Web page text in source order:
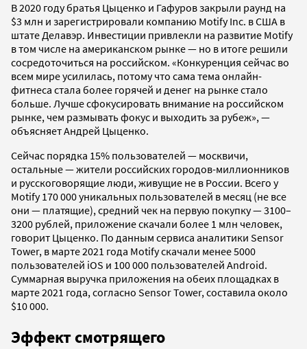
В 2020 году братья Цыценко и Гафуров закрыли раунд на
$3 млн и зарегистрировали компанию Motify Inc. в США в
штате Делавэр. Инвестиции привлекли на развитие Motify
в том числе на американском рынке — но в итоге решили
сосредоточиться на российском. «Конкуренция сейчас во
всем мире усилилась, потому что сама тема онлайн-
фитнеса стала более горячей и денег на рынке стало
больше. Лучше сфокусировать внимание на российском
рынке, чем размывать фокус и выходить за рубеж», —
объясняет Андрей Цыценко.
Сейчас порядка 15% пользователей — москвичи,
остальные — жители российских городов-миллионников
и русскоговорящие люди, живущие не в России. Всего у
Motify 170 000 уникальных пользователей в месяц (не все
они — платящие), средний чек на первую покупку — 3100–
3200 рублей, приложение скачали более 1 млн человек,
говорит Цыценко. По данным сервиса аналитики Sensor
Tower, в марте 2021 года Motify скачали менее 5000
пользователей iOS и 100 000 пользователей Android.
Суммарная выручка приложения на обеих площадках в
марте 2021 года, согласно Sensor Tower, составила около
$10 000.
Эффект смотрящего